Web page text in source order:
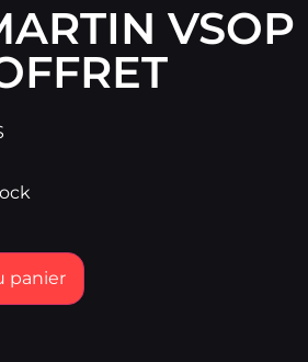
VSOP
panier